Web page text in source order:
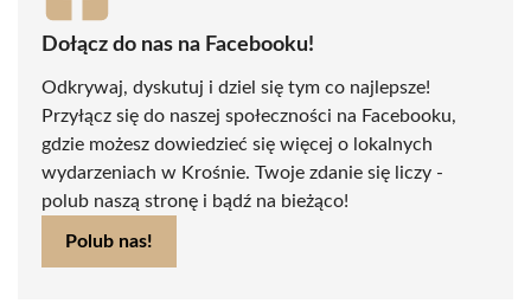
Dołącz do nas na Facebooku!
Odkrywaj, dyskutuj i dziel się tym co najlepsze!
Przyłącz się do naszej społeczności na Facebooku,
gdzie możesz dowiedzieć się więcej o lokalnych
wydarzeniach w Krośnie. Twoje zdanie się liczy -
polub naszą stronę i bądź na bieżąco!
Polub nas!